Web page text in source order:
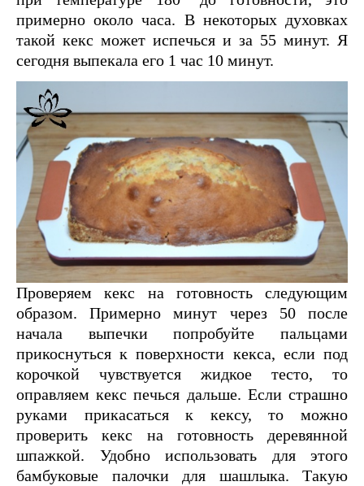
примерно около часа. В некоторых духовках
такой кекс может испечься и за 55 минут. Я
сегодня выпекала его 1 час 10 минут.
Проверяем кекс на готовность следующим
образом. Примерно минут через 50 после
начала выпечки попробуйте пальцами
прикоснуться к поверхности кекса, если под
корочкой чувствуется жидкое тесто, то
оправляем кекс печься дальше. Если страшно
руками прикасаться к кексу, то можно
проверить кекс на готовность деревянной
шпажкой. Удобно использовать для этого
бамбуковые палочки для шашлыка. Такую